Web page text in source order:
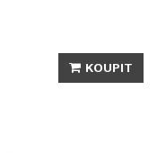
KOUPIT